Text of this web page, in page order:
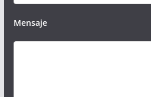
Mensaje